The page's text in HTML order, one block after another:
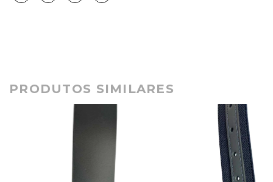
PRODUTOS SIMILARES